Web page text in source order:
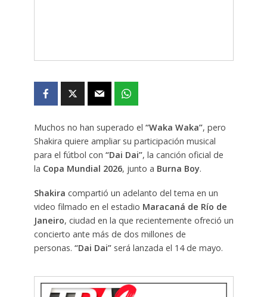
Muchos no han superado el “Waka Waka”, pero
Shakira quiere ampliar su participación musical
para el fútbol con “Dai Dai”, la canción oficial de
la Copa Mundial 2026, junto a Burna Boy.
Shakira compartió un adelanto del tema en un
video filmado en el estadio Maracaná de Río de
Janeiro, ciudad en la que recientemente ofreció un
concierto ante más de dos millones de
personas. “Dai Dai”será lanzada el 14 de mayo.